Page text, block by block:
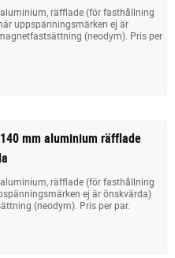
räfflade (för fasthållning
uppspänningsmärken ej är
(neodym). Pris per
mm aluminium räfflade
räfflade (för fasthållning
ej är önskvärda)
(neodym). Pris per par.